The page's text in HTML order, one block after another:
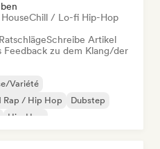
Chill / Lo-fi Hip-Hop
Schreibe Artikel
zu dem Klang/der
Variété
Rap / Hip Hop
Dubstep
Hip-Hop